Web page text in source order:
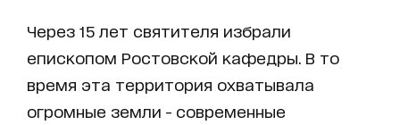
Через 15 лет святителя избрали
епископом Ростовской кафедры. В то
время эта территория охватывала
огромные земли - современные